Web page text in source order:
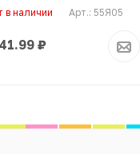
в наличии Арт.: 55Я05
41.99₽